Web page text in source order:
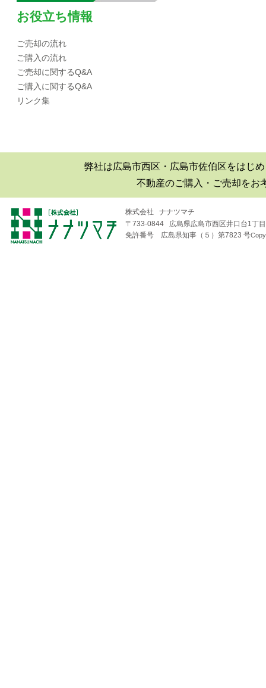
■2020年05月03日
ョンの概要
■2020年04月30日
☆海が見渡せる一戸建て（売
却物件）を募集しています！
■2018年08月04日
井口台パークスクエアＡ棟
お役立ち情報
ご売却の流れ
ご購入の流れ
ご売却に関するQ&A
ご購入に関するQ&A
リンク集
弊社は広島市西区・広島市佐伯区をはじ
不動産のご購入・ご売却をお
株式会社 ナナツマチ
〒733-0844 広島県広島市西区井口台1丁
免許番号 広島県知事（５）第7823 号